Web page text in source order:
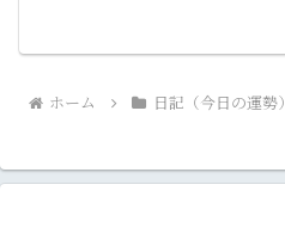
ホーム 日記（今日の運勢）